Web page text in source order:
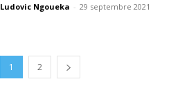
Ludovic Ngoueka - 29 septembre 2021
1 2